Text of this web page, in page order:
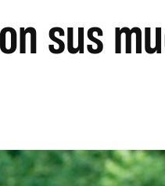
sus